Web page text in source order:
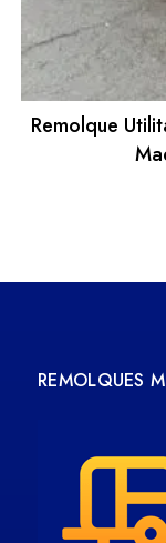
Remolque
REMOLQUES